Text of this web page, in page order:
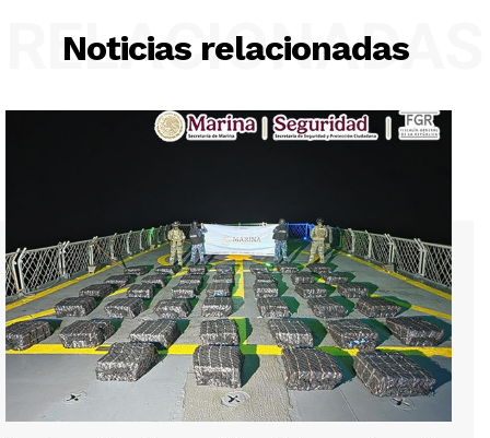
Noticias relacionadas
RELACIONADAS